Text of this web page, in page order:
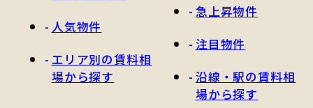
人気物件
エリア別の賃料相
場から探す
急上昇物件
注目物件
沿線・駅の賃料相
場から探す